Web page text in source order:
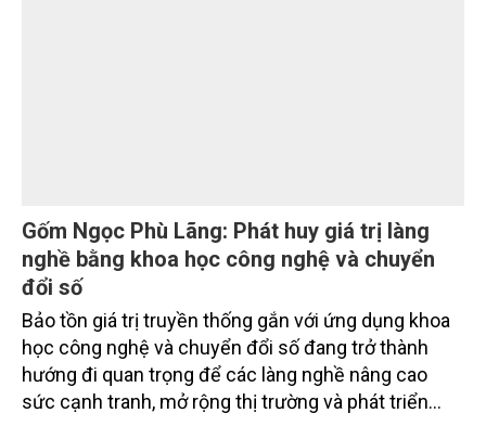
Gốm Ngọc Phù Lãng: Phát huy giá trị làng
nghề bằng khoa học công nghệ và chuyển
đổi số
Bảo tồn giá trị truyền thống gắn với ứng dụng khoa
học công nghệ và chuyển đổi số đang trở thành
hướng đi quan trọng để các làng nghề nâng cao